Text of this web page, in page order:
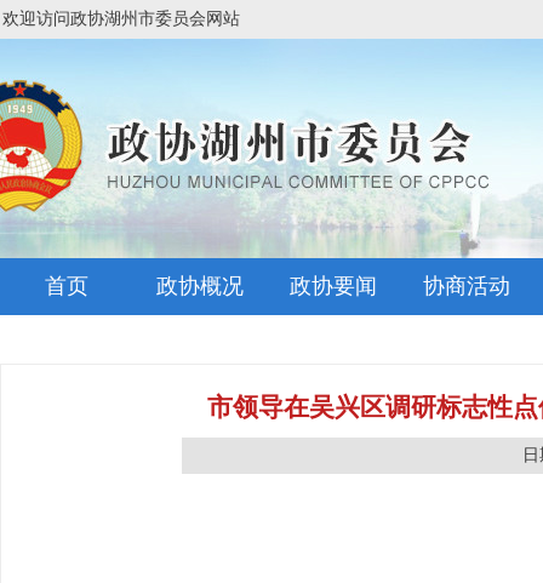
欢迎访问政协湖州市委员会网站
首页 政协概况 政协要闻 协商活动
市领导在吴兴区调研标志性